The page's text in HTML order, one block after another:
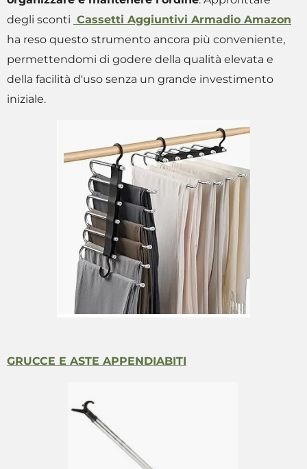
degli sconti Cassetti Aggiuntivi Armadio Amazon
ha reso questo strumento ancora più conveniente,
permettendomi di godere della qualità elevata e
della facilità d'uso senza un grande investimento
iniziale.
GRUCCE E ASTE APPENDIABITI